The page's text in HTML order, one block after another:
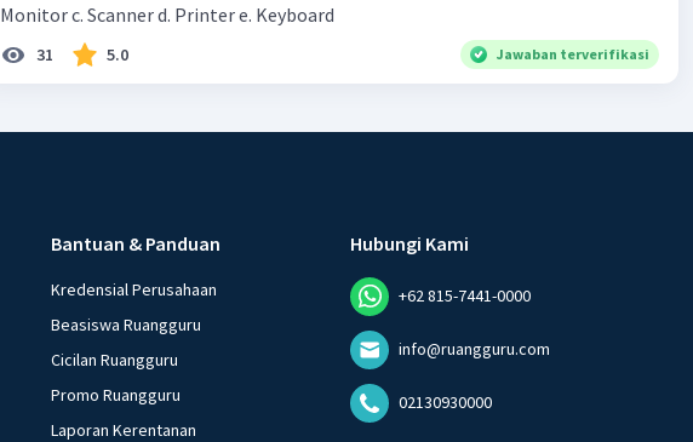
Monitor c. Scanner d. Printer e. Keyboard
31 5.0 Jawaban terverifikasi
Bantuan & Panduan
Kredensial Perusahaan
Beasiswa Ruangguru
Cicilan Ruangguru
Promo Ruangguru
Laporan Kerentanan
Hubungi Kami
+62 815-7441-0000
info@ruangguru.com
02130930000